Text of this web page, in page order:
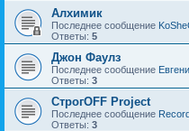
Алхимик
Последнее сообщение
Ответы: 5
Джон Фаулз
Последнее сообщение
Ответы: 3
СтрогOFF Project
Последнее сообщение
Ответы: 3